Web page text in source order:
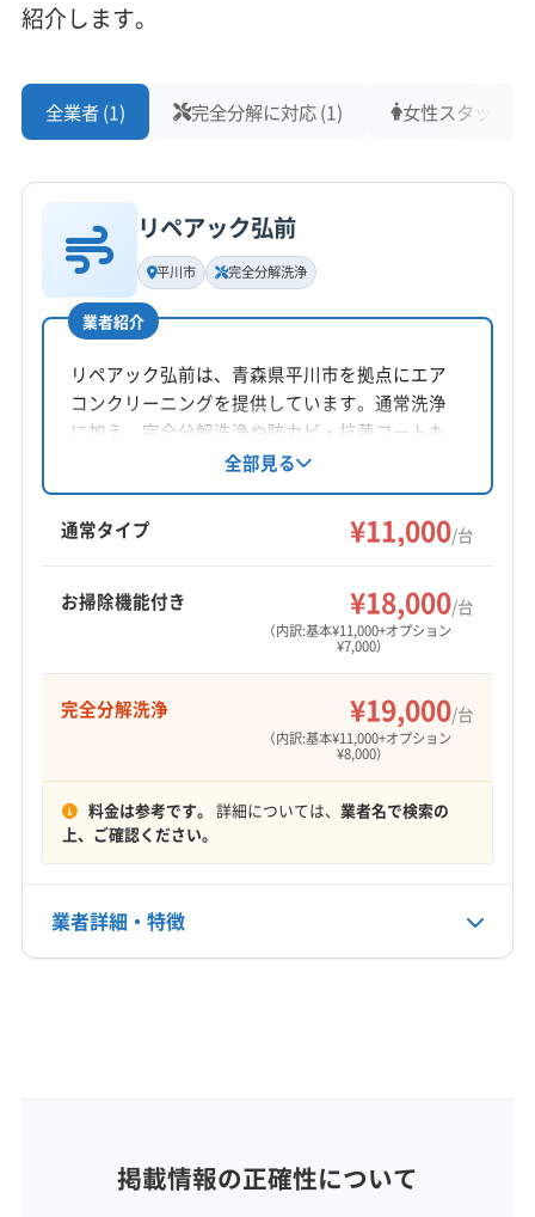
紹介します。
全業者 (1) 完全分解に対応 (1) 女性スタッフ在
リペアック弘前
平川市 完全分解洗浄
業者紹介
リペアック弘前は、青森県平川市を拠点にエア
コンクリーニングを提供しています。通常洗浄
に加え、完全分解洗浄や防カビ・抗菌コートも
用意。丁寧な作業でエアコンの汚れを徹底的に
除去し、長持ちをサポートしています。一般社
団法人エアコンクリーニング協会会員で、第二
種電気工事士等の資格も保有しています。
全部見る
通常タイプ ¥11,000/台
お掃除機能付き ¥18,000/台
（内訳:基本¥11,000+オプション
¥7,000）
完全分解洗浄 ¥19,000/台
（内訳:基本¥11,000+オプション
¥8,000）
料金は参考です。 詳細については、 業者名で検索の
上、ご確認ください。
業者詳細・特徴
青森県平川市掲載情報の正確性について